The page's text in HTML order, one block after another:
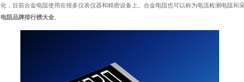
化，目前合金电阻使用在很多仪表仪器和精密设备上。合金电阻也可以称为电流检测电阻和
电阻品牌排行榜大全。